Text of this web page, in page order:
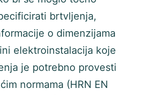
brtvljenja,
o dimenzijama
elektroinstalacija koje
je potrebno provesti
normama (HRN EN